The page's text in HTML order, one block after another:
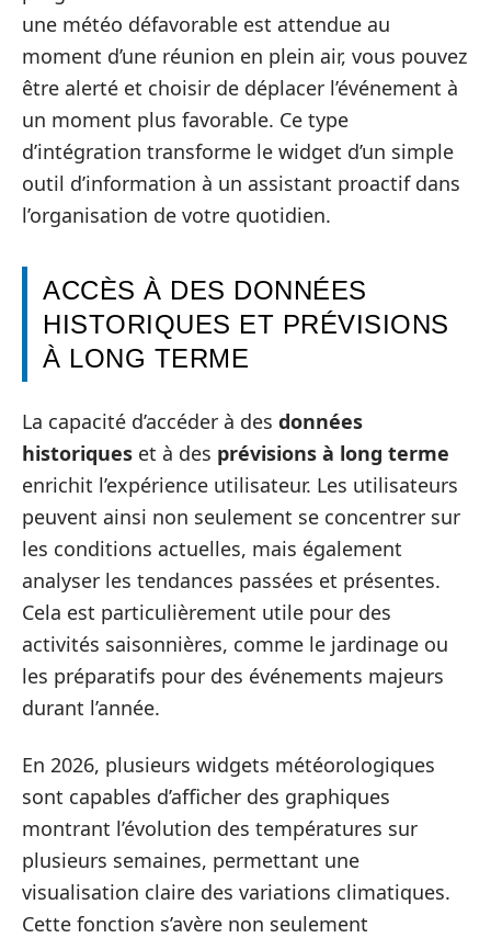
une météo défavorable est attendue au
moment d’une réunion en plein air, vous pouvez
être alerté et choisir de déplacer l’événement à
un moment plus favorable. Ce type
d’intégration transforme le widget d’un simple
outil d’information à un assistant proactif dans
l’organisation de votre quotidien.
ACCÈS À DES DONNÉES
HISTORIQUES ET PRÉVISIONS
À LONG TERME
La capacité d’accéder à des données
historiques et à des prévisions à long terme
enrichit l’expérience utilisateur. Les utilisateurs
peuvent ainsi non seulement se concentrer sur
les conditions actuelles, mais également
analyser les tendances passées et présentes.
Cela est particulièrement utile pour des
activités saisonnières, comme le jardinage ou
les préparatifs pour des événements majeurs
durant l’année.
En 2026, plusieurs widgets météorologiques
sont capables d’afficher des graphiques
montrant l’évolution des températures sur
plusieurs semaines, permettant une
visualisation claire des variations climatiques.
Cette fonction s’avère non seulement